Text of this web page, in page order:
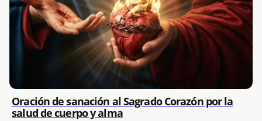
Oración de sanación al Sagrado Corazón por la
salud de cuerpo y alma